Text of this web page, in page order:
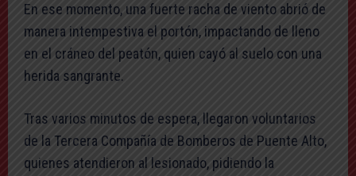
En ese momento, una fuerte racha de viento abrió de
manera intempestiva el portón, impactando de lleno
en el cráneo del peatón, quien cayó al suelo con una
herida sangrante.
Tras varios minutos de espera, llegaron voluntarios
de la Tercera Compañía de Bomberos de Puente Alto,
quienes atendieron al lesionado, pidiendo la